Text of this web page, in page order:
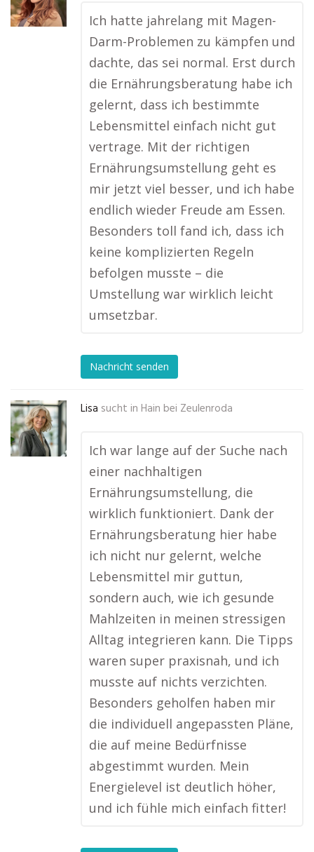
Ich hatte jahrelang mit Magen-
Darm-Problemen zu kämpfen und
dachte, das sei normal. Erst durch
die Ernährungsberatung habe ich
gelernt, dass ich bestimmte
Lebensmittel einfach nicht gut
vertrage. Mit der richtigen
Ernährungsumstellung geht es
mir jetzt viel besser, und ich habe
endlich wieder Freude am Essen.
Besonders toll fand ich, dass ich
keine komplizierten Regeln
befolgen musste – die
Umstellung war wirklich leicht
umsetzbar.
Nachricht senden
Lisa sucht in Hain bei Zeulenroda
Ich war lange auf der Suche nach
einer nachhaltigen
Ernährungsumstellung, die
wirklich funktioniert. Dank der
Ernährungsberatung hier habe
ich nicht nur gelernt, welche
Lebensmittel mir guttun,
sondern auch, wie ich gesunde
Mahlzeiten in meinen stressigen
Alltag integrieren kann. Die Tipps
waren super praxisnah, und ich
musste auf nichts verzichten.
Besonders geholfen haben mir
die individuell angepassten Pläne,
die auf meine Bedürfnisse
abgestimmt wurden. Mein
Energielevel ist deutlich höher,
und ich fühle mich einfach fitter!